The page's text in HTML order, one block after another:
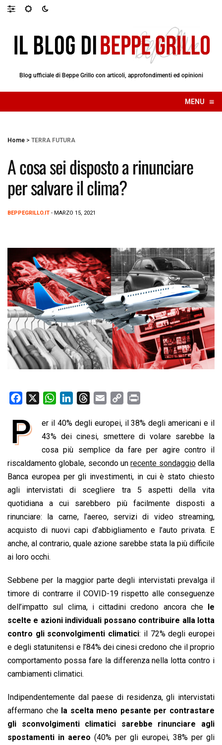
Blog ufficiale di Beppe Grillo con articoli, approfondimenti ed opinioni
MENU ≡
☰
Home > TERRA FUTURA
A cosa sei disposto a rinunciare
per salvare il clima?
BEPPEGRILLO.IT - MARZO 15, 2021
c
e
o
o
W
a
t
s
A
p
p
n
k
e
d
I
n
r
e
a
d
s
a
i
l
p
y
i
n
k
i
n
t
P
er il 40% degli europei, il 38% degli americani e il
43% dei cinesi, smettere di volare sarebbe la
cosa più semplice da fare per agire contro il
riscaldamento globale, secondo unrecente sondaggiodella
Banca europea per gli investimenti, in cui è stato chiesto
agli intervistati di scegliere tra 5 aspetti della vita
quotidiana a cui sarebbero più facilmente disposti a
rinunciare: la carne, l’aereo, servizi di video streaming,
acquisto di nuovi capi d’abbigliamento e l’auto privata. E
anche, al contrario, quale azione sarebbe stata la più difficile
ai loro occhi.
Sebbene per la maggior parte degli intervistati prevalga il
timore di contrarre il COVID-19 rispetto alle conseguenze
dell’impatto sul clima, i cittadini credono ancora che le
scelte e azioni individuali possano contribuire alla lotta
contro gli sconvolgimenti climatici: il 72% degli europei
e degli statunitensi e l’84% dei cinesi credono che il proprio
comportamento possa fare la differenza nella lotta contro i
cambiamenti climatici.
Indipendentemente dal paese di residenza, gli intervistati
affermano che la scelta meno pesante per contrastare
gli sconvolgimenti climatici sarebbe rinunciare agli
spostamenti in aereo (40% per gli europei, 38% per gli